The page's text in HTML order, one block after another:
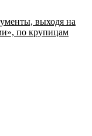
выходя на
по крупицам